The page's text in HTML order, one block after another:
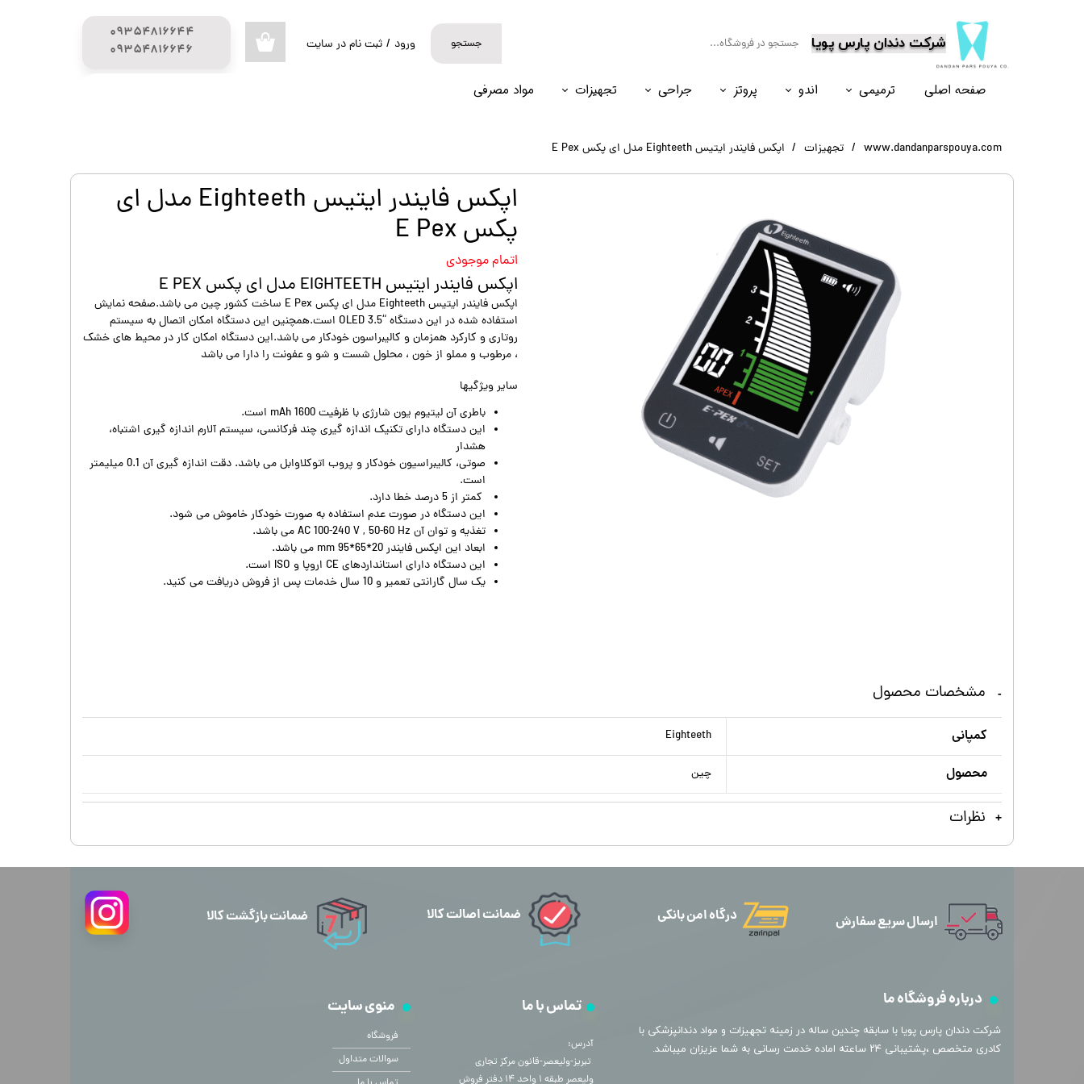
​شرکت دندان پارس پویا
۰۹۳۵۴۸۱۶۶۴۴
​​​​​​​۰۹۳۵۴۸۱۶۶۴۶
جستجو ورود / ثبت نام در سایت
صفحه اصلی ترمیمی اندو پروتز جراحی تجهیزات مواد مصرفی
www.dandanparspouya.com تجهیزات اپکس فایندر ایتیس Eighteeth مدل ای پکس E Pex
اپکس فایندر ایتیس Eighteeth مدل ای
پکس E Pex
اتمام موجودی
اپکس فایندر ایتیس EIGHTEETH مدل ای پکس E PEX
اپکس فایندر ایتیس Eighteeth مدل ای پکس E Pex ساخت کشور چین می باشد.صفحه نمایش
استفاده شده در این دستگاه “OLED 3.5 است.همچنین این دستگاه امکان اتصال به سیستم
روتاری و کارکرد همزمان و کالیبراسون خودکار می باشد.این دستگاه امکان کار در محیط های خشک
، مرطوب و مملو از خون ، محلول شست و شو و عفونت را دارا می باشد
سایر ویژگیها
باطری آن لیتیوم یون شارژی با ظرفیت 1600 mAh است.
این دستگاه دارای تکنیک اندازه گیری چند فرکانسی، سیستم آلارم اندازه گیری اشتباه،
هشدار
صوتی، کالیبراسیون خودکار و پروب اتوکلاوابل می باشد. دقت اندازه گیری آن 0.1 میلیمتر
است.
کمتر از 5 درصد خطا دارد.
این دستگاه در صورت عدم استفاده به صورت خودکار خاموش می شود.
تغذیه و توان آن AC 100-240 V , 50-60 Hz می باشد.
ابعاد این اپکس فایندر mm 95*65*20 می باشد.
این دستگاه دارای استانداردهای CE اروپا و ISO است.
یک سال گارانتی تعمیر و 10 سال خدمات پس از فروش دریافت می کنید.
مشخصات محصول
کمپانی Eighteeth
محصول چین
نظرات
ارسال سریع سفارش
درباره فروشگاه ما
​شرکت دندان پارس پویا با سابقه چندین ساله در زمینه تجهیزات و مواد دندانپزشکی با
کادری متخصص ،پشتیبانی ۲۴ ساعته اماده خدمت رسانی به شما عزیزان میباشد.
منوی سایت
فروشگاه
سوالات متداول
تماس با ما
آدرس:
​​​​​​​ تبریز-ولیعصر-قانون مرکز تجاری
ولیعصر طبقه ۱ واحد ۱۴ دفتر فروش
درگاه امن بانکی ضمانت اصالت کالا ضمانت بازگشت کالا